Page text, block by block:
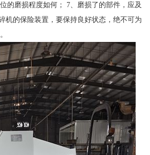
的磨损程度如何； 7、磨损了的部件，应及
机的保险装置，要保持良好状态，绝不可为